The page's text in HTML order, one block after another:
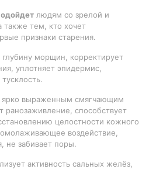
людям со зрелой и
тем, кто хочет
признаки старения.
морщин, корректирует
уплотняет эпидермис,
ярко выраженным смягчающим
ранозаживление, способствует
целостности кожного
воздействие,
не забивает поры.
активность сальных желёз,